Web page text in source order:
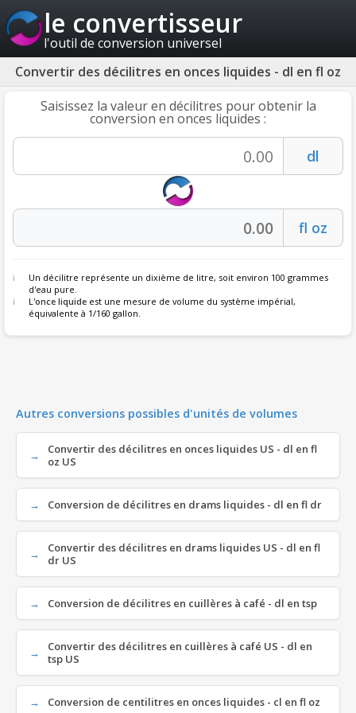
le convertisseur
l'outil de conversion universel
Convertir des décilitres en onces liquides - dl en fl oz
Saisissez la valeur en décilitres pour obtenir la
conversion en onces liquides :
Un décilitre représente un dixième de litre, soit environ 100 grammes
d'eau pure.
L'once liquide est une mesure de volume du système impérial,
équivalente à 1/160 gallon.
Autres conversions possibles d'unités de volumes
Convertir des décilitres en onces liquides US - dl en fl
oz US
Conversion de décilitres en drams liquides - dl en fl dr
Convertir des décilitres en drams liquides US - dl en fl
dr US
Conversion de décilitres en cuillères à café - dl en tsp
Convertir des décilitres en cuillères à café US - dl en
tsp US
Conversion de centilitres en onces liquides - cl en fl oz